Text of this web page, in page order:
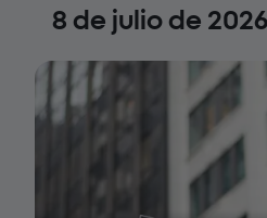
8 de julio de 2026